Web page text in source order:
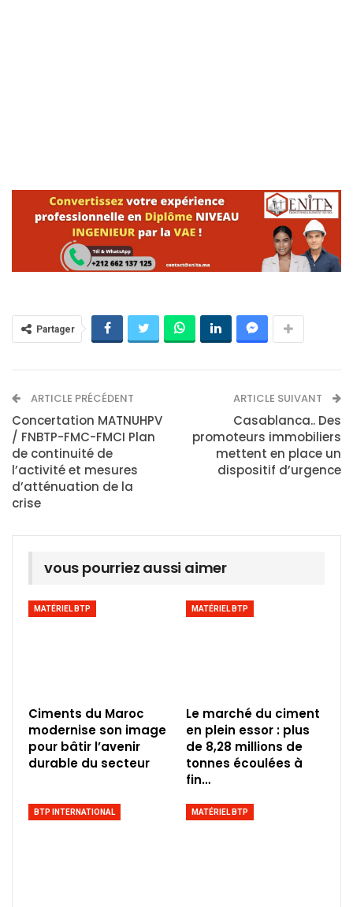
Partager
ARTICLE PRÉCÉDENT
Concertation MATNUHPV
/ FNBTP-FMC-FMCI Plan
de continuité de
l’activité et mesures
d’atténuation de la
crise
ARTICLE SUIVANT
Casablanca.. Des
promoteurs immobiliers
mettent en place un
dispositif d’urgence
vous pourriez aussi aimer
MATÉRIEL BTP
Ciments du Maroc
modernise son image
pour bâtir l’avenir
durable du secteur
MATÉRIEL BTP
Le marché du ciment
en plein essor : plus
de 8,28 millions de
tonnes écoulées à
fin…
BTP INTERNATIONAL MATÉRIEL BTP